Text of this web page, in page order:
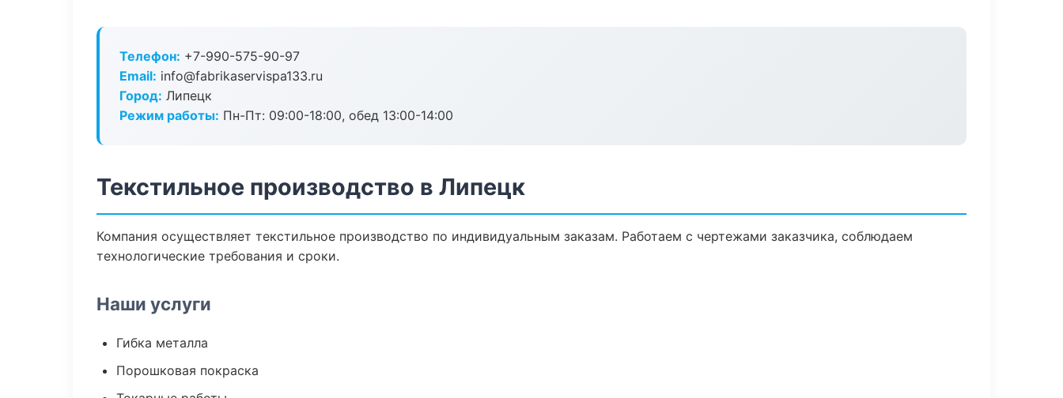
Телефон: +7-990-575-90-97
Email: info@fabrikaservispa133.ru
Город: Липецк
Режим работы: Пн-Пт: 09:00-18:00, обед 13:00-14:00
Текстильное производство в Липецк
Компания осуществляет текстильное производство по индивидуальным заказам. Работаем с чертежами заказчика, соблюдаем
технологические требования и сроки.
Наши услуги
Гибка металла
Порошковая покраска